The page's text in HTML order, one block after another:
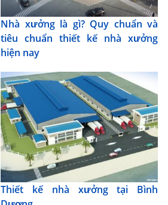
Nhà xưởng là gì? Quy chuẩn và
tiêu chuẩn thiết kế nhà xưởng
hiện nay
Thiết kế nhà xưởng tại Bình